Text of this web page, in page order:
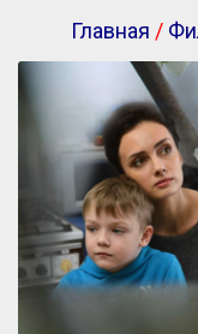
Главная /